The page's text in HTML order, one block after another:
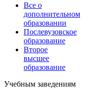
Все о
дополнительном
образовании
Послевузовское
образование
Второе
высшее
образование
Учебным заведениям